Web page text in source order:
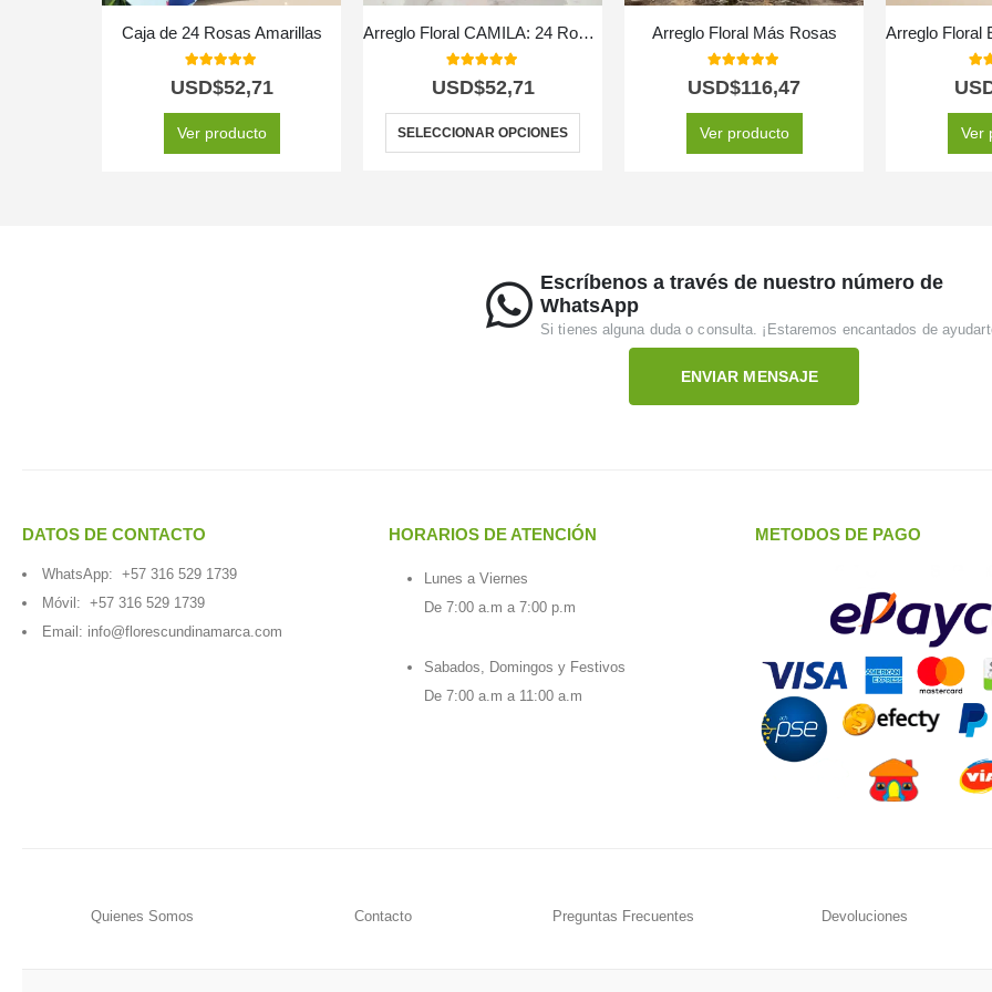
Caja de 24 Rosas Amarillas
out of 5
USD$52,71
Ver producto
Arreglo Floral CAMILA: 24 Rosas Premium en Caja Corazón 🌹
out of 5
USD$52,71
SELECCIONAR OPCIONES
Arreglo Floral Más Rosas
5.00out of 5
USD$116,47
Ver producto Ver
Escríbenos a través de nuestro número de
WhatsApp
Si tienes alguna duda o consulta. ¡Estaremos encantados de
ENVIAR MENSAJE
DATOS DE CONTACTO
WhatsApp: +57 316 529 1739
Móvil: +57 316 529 1739
Email: info@florescundinamarca.com
HORARIOS DE ATENCIÓN
Lunes a Viernes
De 7:00 a.m a 7:00 p.m
Sabados, Domingos y Festivos
De 7:00 a.m a 11:00 a.m
METODOS DE PAGO
Quienes Somos Contacto Preguntas Frecuentes Devoluciones